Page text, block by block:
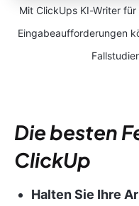
Mit ClickUps KI-Writer
Eingabeaufforderungen
Die besten
ClickUp
Halten Sie Ihre